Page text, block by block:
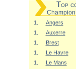
Top
1. Angers
1.
Auxerre
1.
Brest
1.
Le Havre
1.
Le Mans